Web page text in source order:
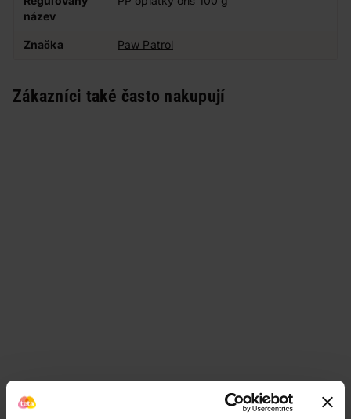
název
Značka Paw Patrol
Zákazníci také často nakupují
Podobné produkty